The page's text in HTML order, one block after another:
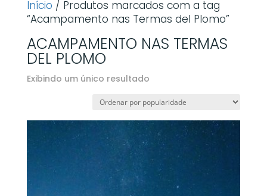
Início / Produtos marcados com a tag
“Acampamento nas Termas del Plomo”
ACAMPAMENTO NAS TERMAS
DEL PLOMO
Exibindo um único resultado